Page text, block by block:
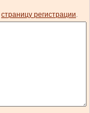
страницу регистрации.